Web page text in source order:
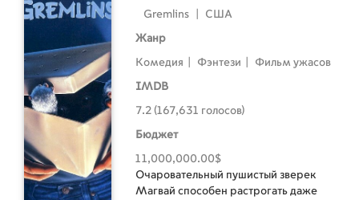
загадочную и прекрасную Эрику. И
его дочь Мэвис внезапно понимает,
кошмар: ведь Эрика хранит ужасный
секрет, который ставит под угрозу
Gremlins США
Жанр
Комедия Фэнтези Фильм ужасов
IMDB
7.2 (167,631 голосов)
Бюджет
11,000,000.00$
Очаровательный пушистый зверек
Магвай способен растрогать даже